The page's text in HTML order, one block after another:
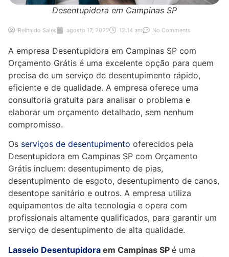
Desentupidora em Campinas SP
Reinaldo Sales agosto 17, 2022 12:14 am No Comments
A empresa Desentupidora em Campinas SP com
Orçamento Grátis é uma excelente opção para quem
precisa de um serviço de desentupimento rápido,
eficiente e de qualidade. A empresa oferece uma
consultoria gratuita para analisar o problema e
elaborar um orçamento detalhado, sem nenhum
compromisso.
Os serviços de desentupimento oferecidos pela
Desentupidora em Campinas SP com Orçamento
Grátis incluem: desentupimento de pias,
desentupimento de esgoto, desentupimento de canos,
desentope sanitário e outros. A empresa utiliza
equipamentos de alta tecnologia e opera com
profissionais altamente qualificados, para garantir um
serviço de desentupimento de alta qualidade.
Lasseio Desentupidora em Campinas SP é uma